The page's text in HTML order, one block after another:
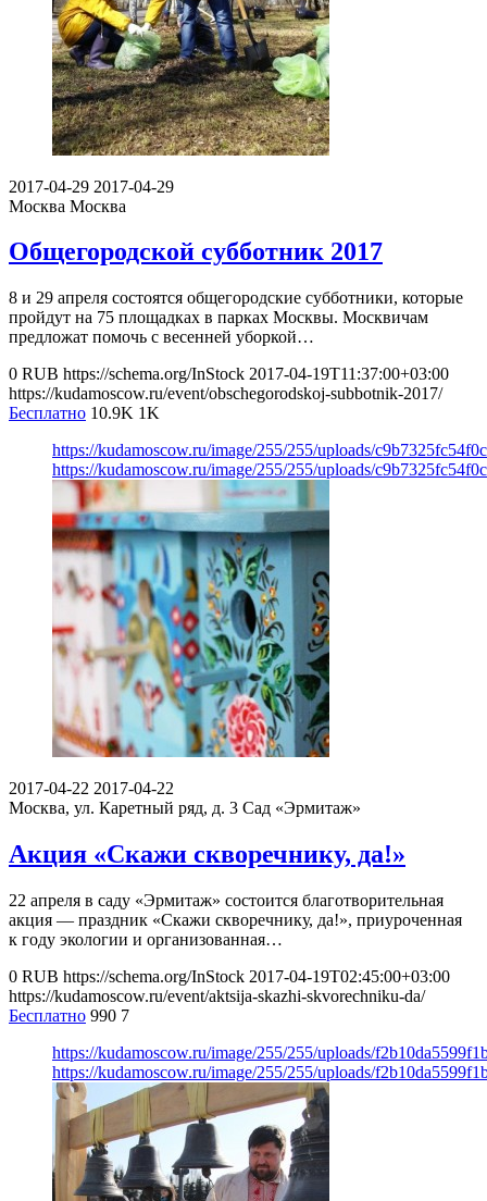
2017-04-29 2017-04-29
Москва Москва
Общегородской субботник 2017
8 и 29 апреля состоятся общегородские субботники, которые
пройдут на 75 площадках в парках Москвы. Москвичам
предложат помочь с весенней уборкой…
0 RUB https://schema.org/InStock 2017-04-19T11:37:00+03:00
https://kudamoscow.ru/event/obschegorodskoj-subbotnik-2017/
Бесплатно 10.9K 1K
https://kudamoscow.ru/image/255/255/uploads/
https://kudamoscow.ru/image/255/255/uploads/
2017-04-22 2017-04-22
Москва, ул. Каретный ряд, д. 3 Сад «Эрмитаж»
Акция «Скажи скворечнику, да!»
22 апреля в саду «Эрмитаж» состоится благотворительная
акция — праздник «Скажи скворечнику, да!», приуроченная
к году экологии и организованная…
0 RUB https://schema.org/InStock 2017-04-19T02:45:00+03:00
https://kudamoscow.ru/event/aktsija-skazhi-skvorechniku-da/
Бесплатно 990 7
https://kudamoscow.ru/image/255/255/uploads/
https://kudamoscow.ru/image/255/255/uploads/